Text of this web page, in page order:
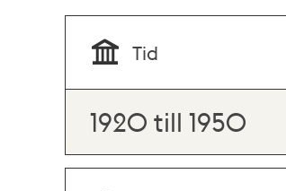
Tid
1920 till 1950